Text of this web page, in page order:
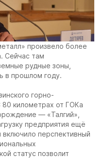
произвело более
Сейчас там
рудные зоны,
в прошлом году.
горно-
80 километрах от ГОКа
— «Талгий»,
предприятия ещё
включило перспективный
статус позволит